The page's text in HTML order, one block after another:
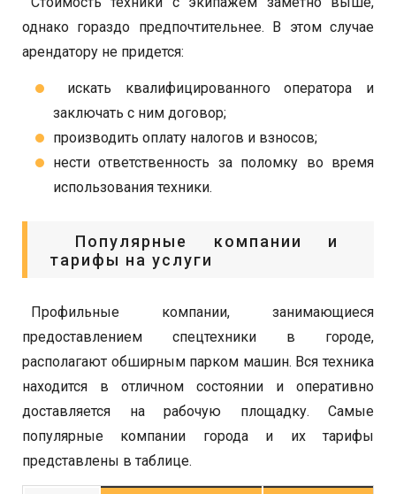
однако гораздо предпочтительнее. В этом случае
арендатору не придется:
искать квалифицированного оператора и
заключать с ним договор;
производить оплату налогов и взносов;
нести ответственность за поломку во время
использования техники.
Популярные компании и
тарифы на услуги
Профильные компании, занимающиеся
предоставлением спецтехники в городе,
располагают обширным парком машин. Вся техника
находится в отличном состоянии и оперативно
доставляется на рабочую площадку. Самые
популярные компании города и их тарифы
представлены в таблице.